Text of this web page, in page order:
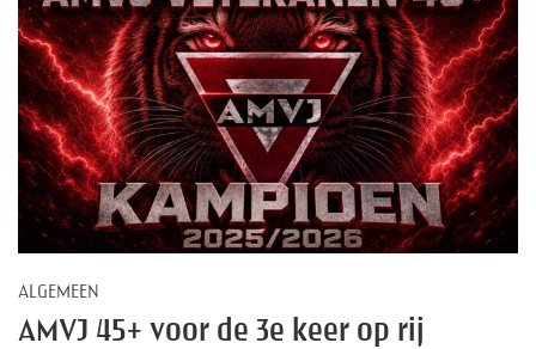
ALGEMEEN
AMVJ 45+ voor de 3e keer op rij